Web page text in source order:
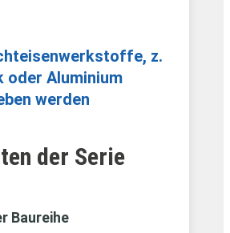
z.
oder Aluminium
werden
der Serie
Baureihe